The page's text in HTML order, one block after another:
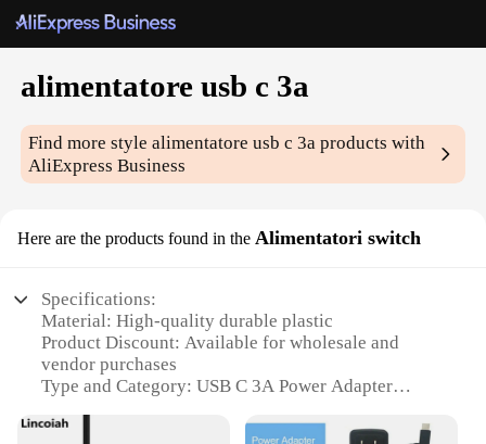
alimentatore usb c 3a
Find more stylealimentatore usb c 3a products with
AliExpress Business
Here are the products found in the Alimentatori switch
Specifications:
Material: High-quality durable plastic
Product Discount: Available for wholesale and
vendor purchases
Type and Category: USB C 3A Power Adapter
Usage and Purpose: Ideal for charging USB C